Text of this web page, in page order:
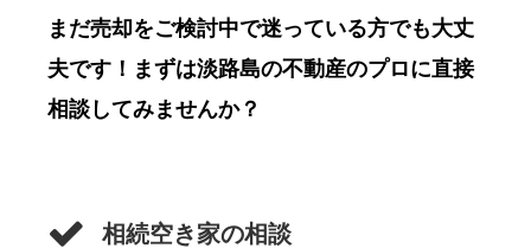
まだ売却をご検討中で迷っている方でも大丈
夫です！まずは淡路島の不動産のプロに直接
相談してみませんか？
相続空き家の相談